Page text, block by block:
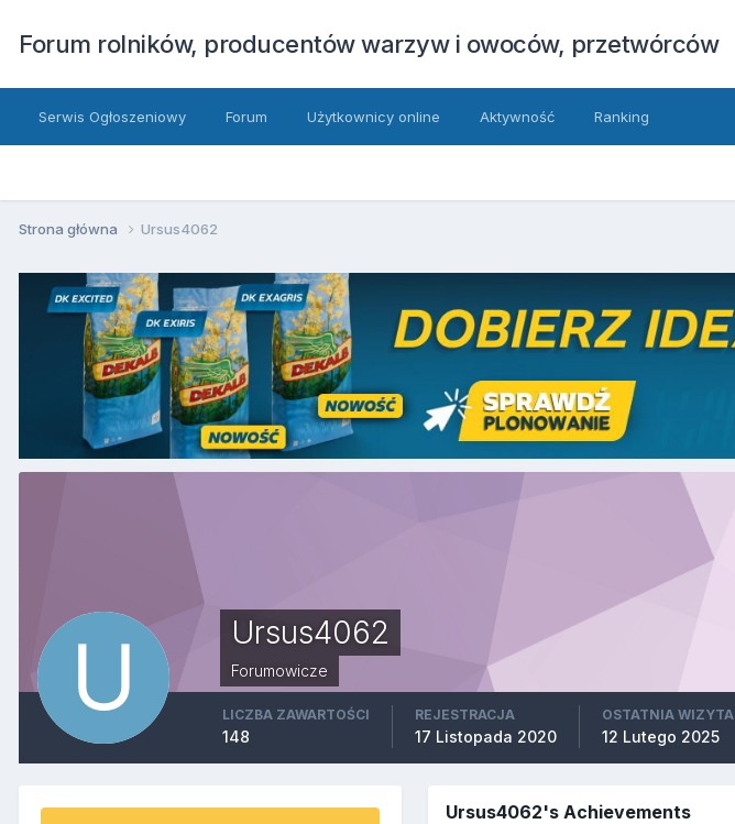
Forum rolników, producentów warzyw i owoców, przetwórców
Serwis Ogłoszeniowy Forum Użytkownicy online Aktywność Ranking
Strona główna Ursus4062
Ursus4062
Forumowicze
LICZBA ZAWARTOŚCI
148
REJESTRACJA
17 Listopada 2020
OSTATNIA WIZYTA
12 Lutego 2025
Ursus4062's Achievements